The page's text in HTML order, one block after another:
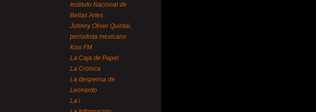
Instituto Nacional de
Bellas Artes
Johnny Oliver Quintal,
periodista mexicano
Kiss FM
La Caja de Papel
La Crónica
La despensa de
Leonardo
La i